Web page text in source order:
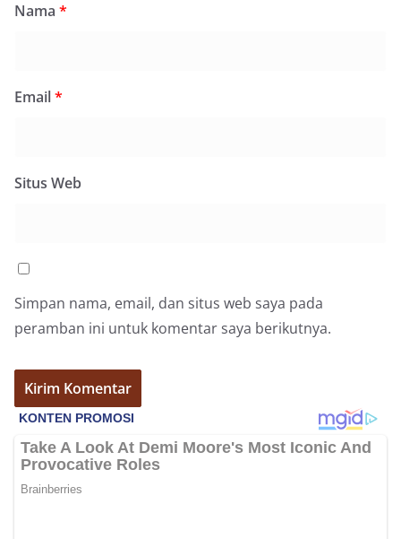
Nama *
Email*
Situs Web
Simpan nama, email, dan situs web saya pada
peramban ini untuk komentar saya berikutnya.